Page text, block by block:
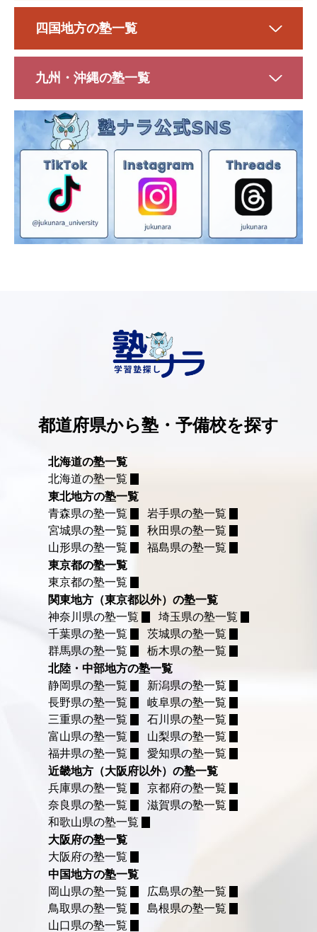
四国地方の塾一覧
九州・沖縄の塾一覧
都道府県から塾・予備校を探す
北海道の塾一覧
北海道の塾一覧
東北地方の塾一覧
青森県の塾一覧
岩手県の塾一覧
宮城県の塾一覧
秋田県の塾一覧
山形県の塾一覧
福島県の塾一覧
東京都の塾一覧
東京都の塾一覧
関東地方（東京都以外）の塾一覧
神奈川県の塾一覧
埼玉県の塾一覧
千葉県の塾一覧
茨城県の塾一覧
群馬県の塾一覧
栃木県の塾一覧
北陸・中部地方の塾一覧
静岡県の塾一覧
新潟県の塾一覧
長野県の塾一覧
岐阜県の塾一覧
三重県の塾一覧
石川県の塾一覧
富山県の塾一覧
山梨県の塾一覧
福井県の塾一覧
愛知県の塾一覧
近畿地方（大阪府以外）の塾一覧
兵庫県の塾一覧
京都府の塾一覧
奈良県の塾一覧
滋賀県の塾一覧
和歌山県の塾一覧
大阪府の塾一覧
大阪府の塾一覧
中国地方の塾一覧
岡山県の塾一覧
広島県の塾一覧
鳥取県の塾一覧
島根県の塾一覧
山口県の塾一覧